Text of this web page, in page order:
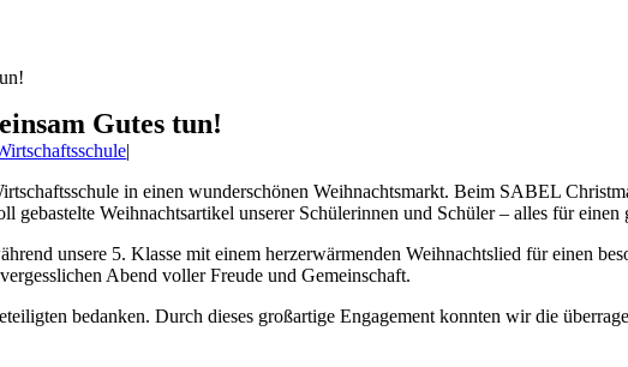
Gutes tun!
|
in einen wunderschönen Weihnachtsmarkt. Beim SABEL
gebastelte Weihnachtsartikel unserer Schülerinnen und Schüler – alles für einen
unsere 5. Klasse mit einem herzerwärmenden Weihnachtslied für einen
Abend voller Freude und Gemeinschaft.
bedanken. Durch dieses großartige Engagement konnten wir die